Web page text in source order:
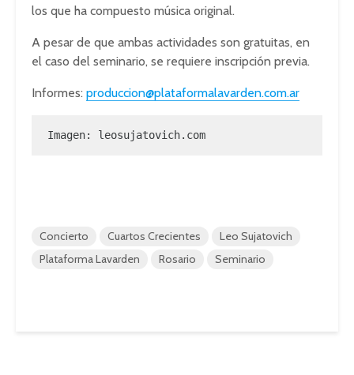
los que ha compuesto música original.
A pesar de que ambas actividades son gratuitas, en
el caso del seminario, se requiere inscripción previa.
Informes: produccion@plataformalavarden.com.ar
Imagen: leosujatovich.com
Concierto Cuartos Crecientes
Leo Sujatovich
Plataforma Lavarden
Rosario Seminario